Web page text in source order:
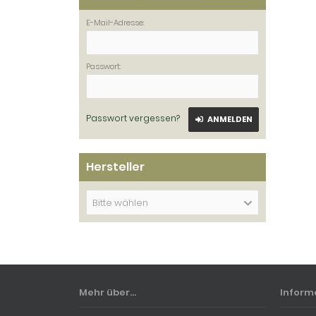
E-Mail-Adresse:
Passwort:
Passwort vergessen? ANMELDEN
Hersteller
Bitte wählen
Mehr über...